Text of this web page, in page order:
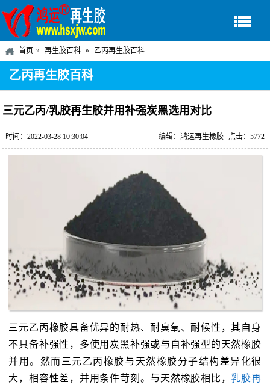
首页 再生胶百科 乙丙再生胶百科
乙丙再生胶百科
三元乙丙/乳胶再生胶并用补强炭黑选用对比
时间：2022-03-28 10:30:04 点击：5772
编辑：鸿运再生橡胶
三元乙丙橡胶具备优异的耐热、耐臭氧、耐候性，其自身
不具备补强性，多使用炭黑补强或与自补强型的天然橡胶
并用。然而三元乙丙橡胶与天然橡胶分子结构差异化很
大，相容性差，并用条件苛刻。与天然橡胶相比，乳胶再